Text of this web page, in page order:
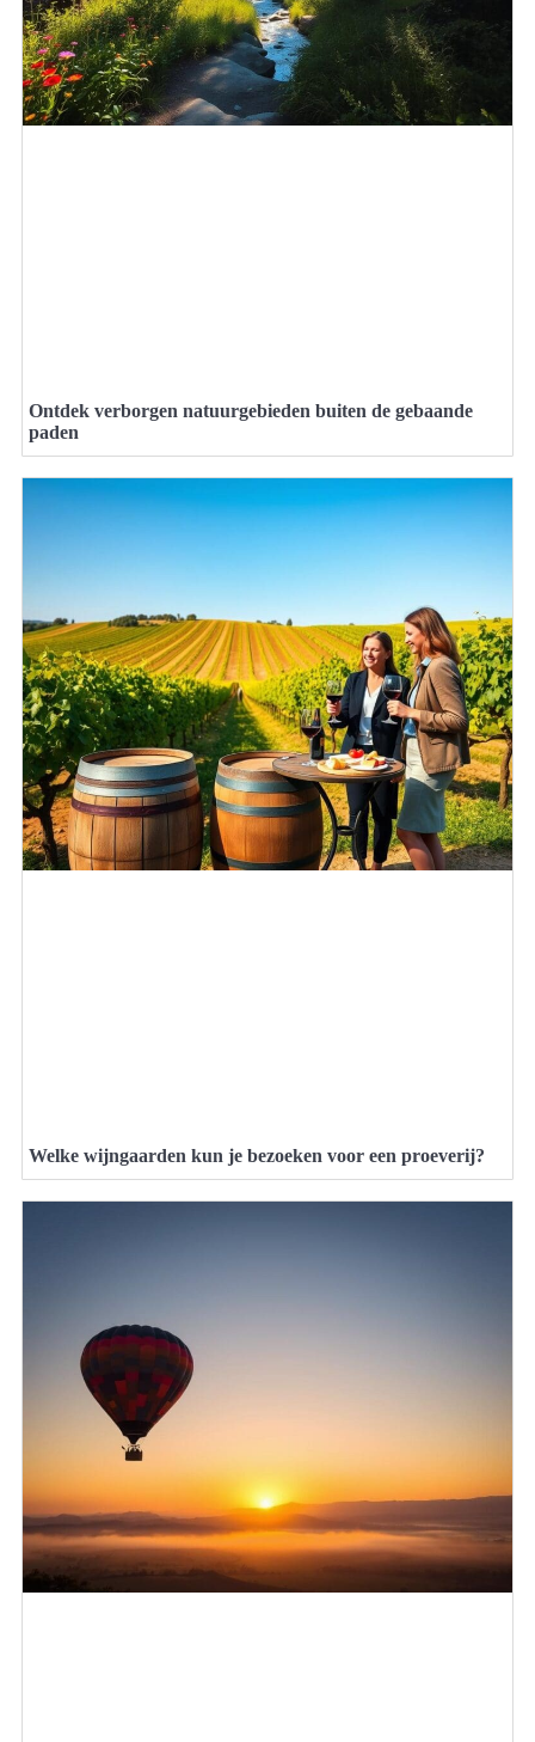
Ontdek verborgen natuurgebieden buiten de gebaande
paden
Welke wijngaarden kun je bezoeken voor een proeverij?